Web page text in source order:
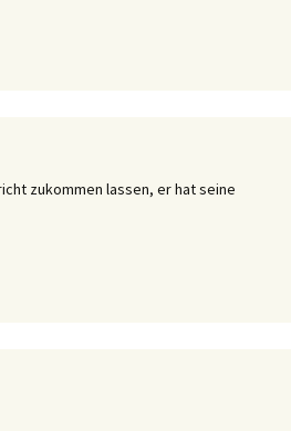
zukommen lassen, er hat seine